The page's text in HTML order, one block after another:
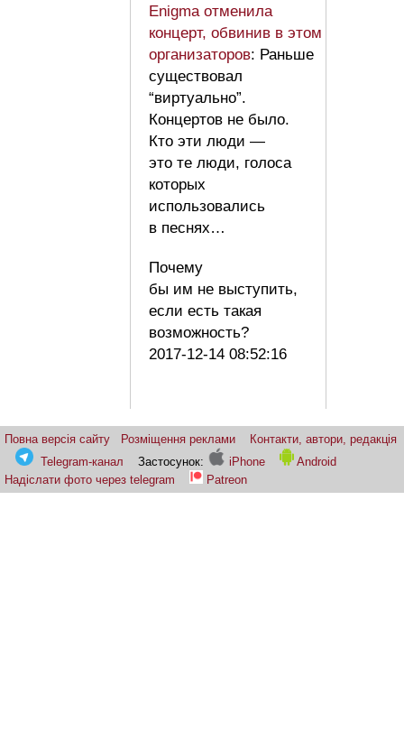
Enigma отменила
концерт, обвинив в этом
организаторов: Раньше
существовал
“виртуально”.
Концертов не было.
Кто эти люди —
это те люди, голоса
которых
использовались
в песнях…
Почему
бы им не выступить,
если есть такая
возможность?
2017-12-14 08:52:16
Повна версія сайту Розміщення реклами
Контакти, автори, редакція
Telegram-канал
Застосунок: iPhone
Android
Надіслати фото через telegram
Patreon